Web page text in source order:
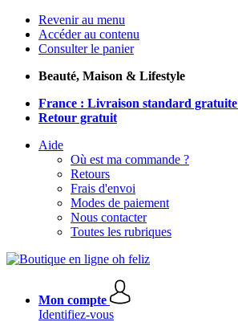
Revenir au menu
Accéder au contenu
Consulter le panier
Beauté, Maison & Lifestyle
France : Livraison standard gratuite
Retour gratuit
Aide
Où est ma commande ?
Retours
Frais d'envoi
Modes de paiement
Nous contacter
Toutes les rubriques
Mon compte
Identifiez-vous